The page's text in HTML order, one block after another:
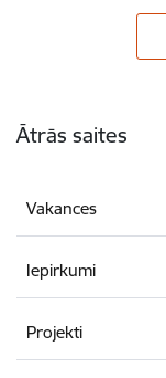
Ātrās saites
Vakances
Iepirkumi
Projekti